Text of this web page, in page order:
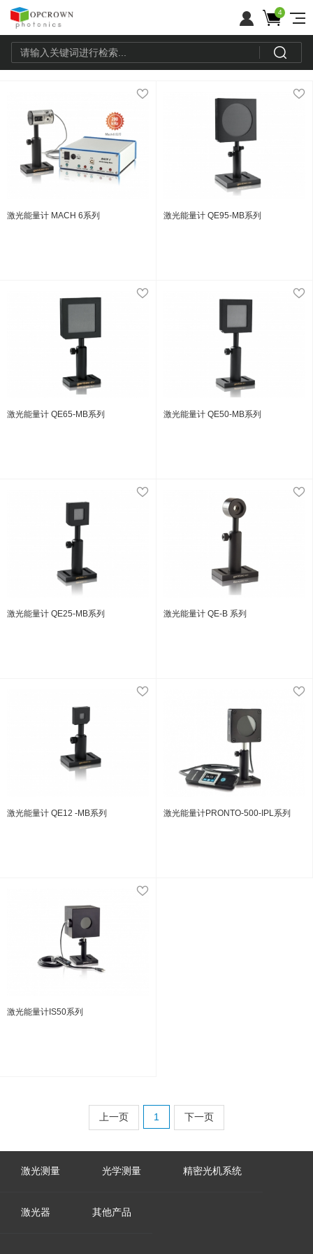
4
激光能量计 MACH 6系列 激光能量计 QE95-MB系列
激光能量计 QE65-MB系列 激光能量计 QE50-MB系列
激光能量计 QE25-MB系列 激光能量计 QE-B 系列
激光能量计 QE12 -MB系列 激光能量计PRONTO-500-IPL系列
激光能量计IS50系列
上一页 1 下一页
激光测量 光学测量 精密光机系统
激光器 其他产品